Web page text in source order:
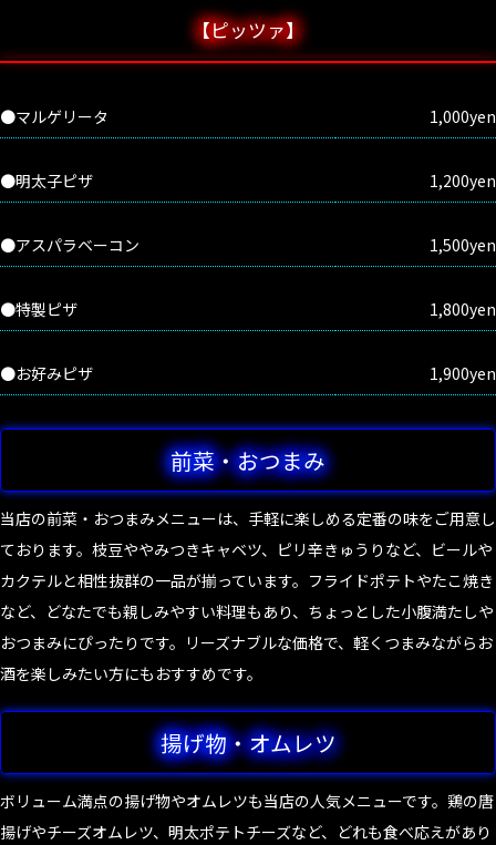
【ピッツァ】
●マルゲリータ 1,000yen
●明太子ピザ 1,200yen
●アスパラベーコン 1,500yen
●特製ピザ 1,800yen
●お好みピザ 1,900yen
前菜・おつまみ
当店の前菜・おつまみメニューは、手軽に楽しめる定番の味をご用意し
ております。枝豆ややみつきキャベツ、ピリ辛きゅうりなど、ビールや
カクテルと相性抜群の一品が揃っています。フライドポテトやたこ焼き
など、どなたでも親しみやすい料理もあり、ちょっとした小腹満たしや
おつまみにぴったりです。リーズナブルな価格で、軽くつまみながらお
酒を楽しみたい方にもおすすめです。
揚げ物・オムレツ
ボリューム満点の揚げ物やオムレツも当店の人気メニューです。鶏の唐
揚げやチーズオムレツ、明太ポテトチーズなど、どれも食べ応えがあり